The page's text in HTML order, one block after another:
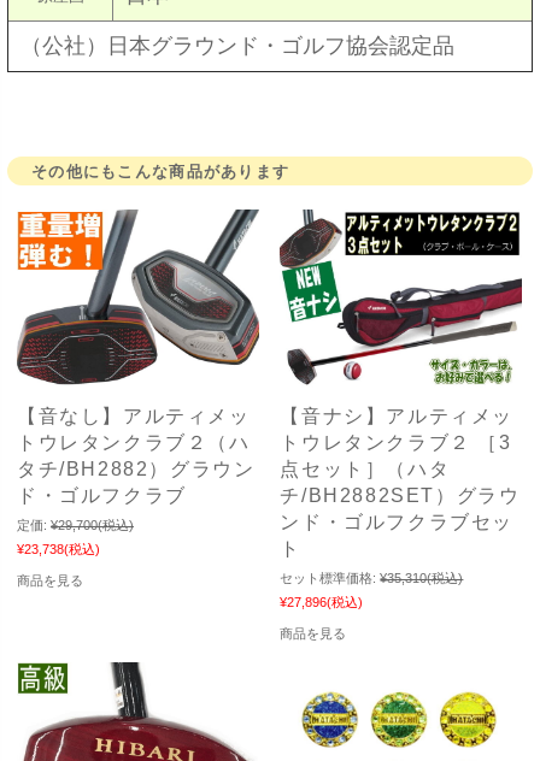
（公社）日本グラウンド・ゴルフ協会認定品
その他にもこんな商品があります
【音なし】アルティメッ
トウレタンクラブ２（ハ
タチ/BH2882）グラウン
ド・ゴルフクラブ
定価: ¥29,700(税込)
¥23,738(税込)
商品を見る
【音ナシ】アルティメッ
トウレタンクラブ２ ［3
点セット］（ハタ
チ/BH2882SET）グラウ
ンド・ゴルフクラブセッ
ト
セット標準価格: ¥35,310(税込)
¥27,896(税込)
商品を見る